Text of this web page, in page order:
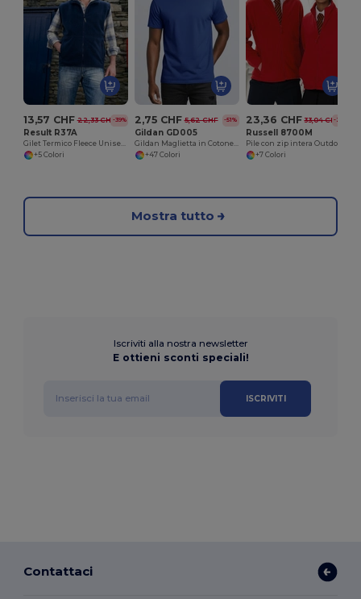
13,57 CHF 22,33 CHF-39%
Result R37A
+5 Colori
2,75 CHF 5,62 CHF -51%
Gildan GD005
+47 Colori
23,36 CHF 33,04 CHF-29%
Russell 8700M
Pile con zip intera Outdoor
+7 Colori
Mostra tutto
Iscriviti alla nostra newsletter
E ottieni sconti speciali!
ISCRIVITI
Contattaci